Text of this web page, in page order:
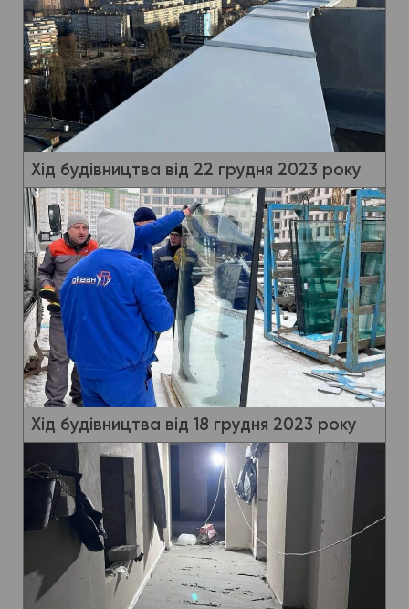
Хід будівництва від 22 грудня 2023 року
Хід будівництва від 18 грудня 2023 року